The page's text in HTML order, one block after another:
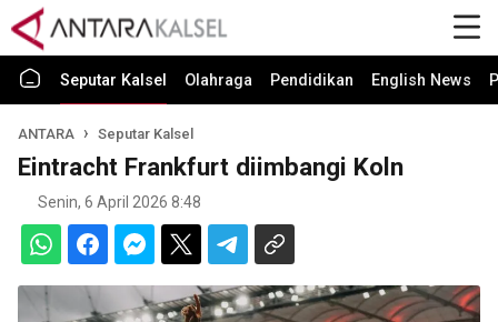
Seputar Kalsel Olahraga Pendidikan English News
ANTARA Seputar Kalsel
Eintracht Frankfurt diimbangi Koln
Senin, 6 April 2026 8:48